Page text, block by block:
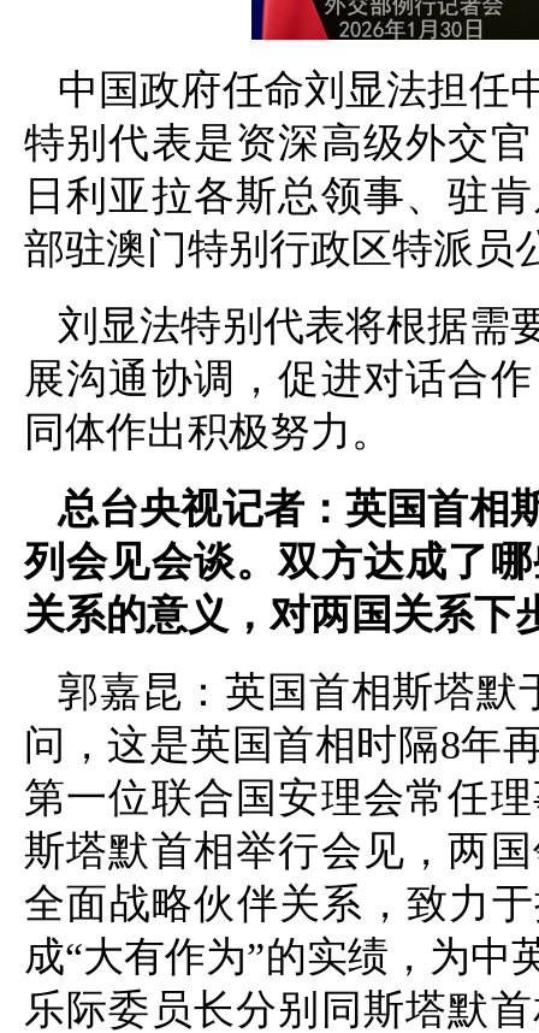
中国政府任命刘显法担任
特别代表是资深高级外交
日利亚拉各斯总领事、驻
部驻澳门特别行政区特派员
刘显法特别代表将根据需
展沟通协调，促进对话合
同体作出积极努力。
总台央视记者：英国首相
列会见会谈。双方达成了
关系的意义，对两国关系下
郭嘉昆：英国首相斯塔默
问，这是英国首相时隔8年
第一位联合国安理会常任
斯塔默首相举行会见，两
全面战略伙伴关系，致力
成“大有作为”的实绩，为中
乐际委员长分别同斯塔默